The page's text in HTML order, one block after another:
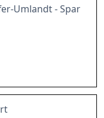
Umlandt - Spar